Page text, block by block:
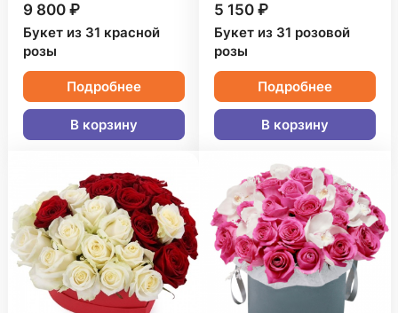
9 800 ₽
Букет из 31 красной
розы
Подробнее
В корзину
5 150 ₽
Букет из 31 розовой
розы
Подробнее
В корзину